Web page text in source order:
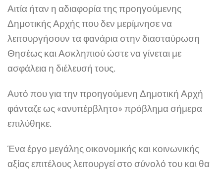
Αιτία ήταν η αδιαφορία της προηγούμενης
Δημοτικής Αρχής που δεν μερίμνησε να
λειτουργήσουν τα φανάρια στην διασταύρωση
Θησέως και Ασκληπιού ώστε να γίνεται με
ασφάλεια η διέλευσή τους.
Αυτό που για την προηγούμενη Δημοτική Αρχή
φάνταζε ως «ανυπέρβλητο» πρόβλημα σήμερα
επιλύθηκε.
Ένα έργο μεγάλης οικονομικής και κοινωνικής
αξίας επιτέλους λειτουργεί στο σύνολό του και θα